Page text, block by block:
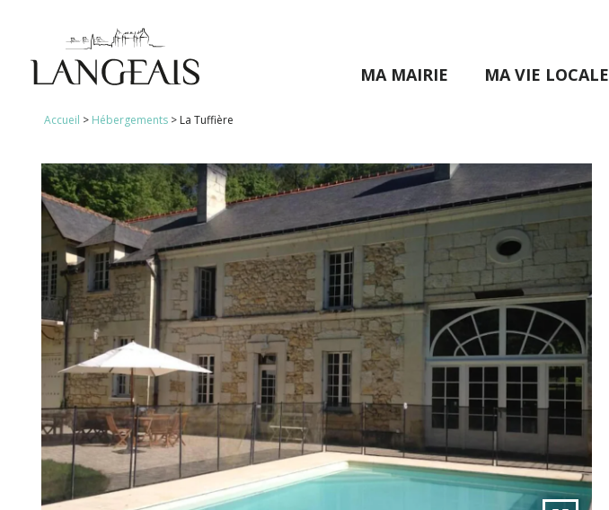
MA MAIRIE MA VIE LOCALE
Accueil > Hébergements> La Tuffière